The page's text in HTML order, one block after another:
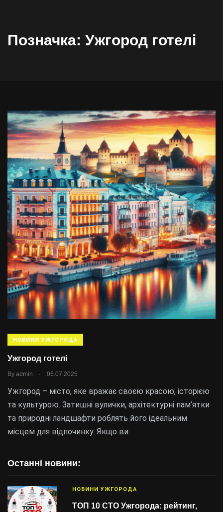
Позначка: Ужгород готелі
НОВИНИ УЖГОРОДА
Ужгород готелі
By admin . 06.07.2025
Ужгород – місто, яке вражає своєю красою, історією
та культурою. Затишні вулички, архітектурні пам’ятки
та природні ландшафти роблять його ідеальним
місцем для відпочинку. Якщо ви
Останні новини:
НОВИНИ УЖГОРОДА
ТОП 10 СТО Ужгорода: рейтинг,